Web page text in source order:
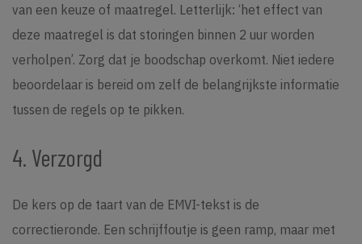
van een keuze of maatregel. Letterlijk: ‘het effect van
deze maatregel is dat storingen binnen 2 uur worden
verholpen’. Zorg dat je boodschap overkomt. Niet iedere
beoordelaar is bereid om zelf de belangrijkste informatie
tussen de regels op te pikken.
4. Verzorgd
De kers op de taart van de EMVI-tekst is de
correctieronde. Een schrijffoutje is geen ramp, maar met